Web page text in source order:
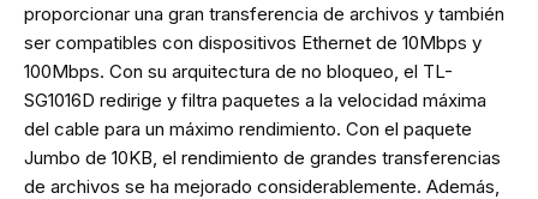
proporcionar una gran transferencia de archivos y también
ser compatibles con dispositivos Ethernet de 10Mbps y
100Mbps. Con su arquitectura de no bloqueo, el TL-
SG1016D redirige y filtra paquetes a la velocidad máxima
del cable para un máximo rendimiento. Con el paquete
Jumbo de 10KB, el rendimiento de grandes transferencias
de archivos se ha mejorado considerablemente. Además,